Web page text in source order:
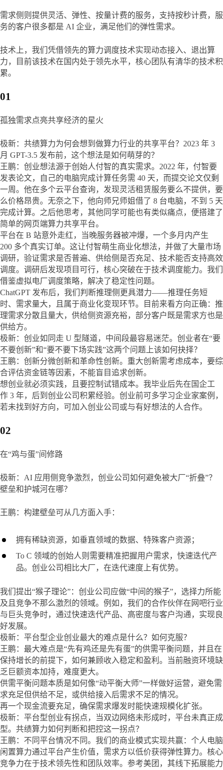
需求侧则提供灵活、弹性、按量计费的服务，支持按秒计费，服
务的客户很多都是 AI 企业，满足他们的弹性需求。
技术上，我们凭借领先的算力调度技术实现动态接入、退出算
力，目前该技术在国内处于领先水平，核心团队有清华的技术积
累。
01
孤独需求点亮共享经济的星火
极新：共绩算力为何会想到做算力行业的共享平台？2023 年 3
月 GPT-3.5 发布前，这个想法是如何萌芽的？
王鹏：创业想法源于创始人付智的真实需求。2022 年，付智要
发表论文，自己的电脑完成计算任务需 40 天，而提交论文仅剩
一周。他在多个云平台查询，发现灵活租赁服务要么不提供，要
么价格昂贵。无奈之下，他向师兄师姐借了 8 台电脑，不到 5 天
完成计算。之后他思考，其他同学可能也有类似痛点，便搭建了
简单的网页端算力共享平台。
平台在 B 站意外走红，当晚服务器被冲爆，一个多月内产生
200 多个真实订单。这让付智萌生商业化想法，并做了大量市场
调研，验证需求是否普遍、供给侧是否充足、技术能否支持高效
调度。调研后发现项目可行，核心突破在于技术调度能力。我们
借鉴虚拟电厂调度策略，解决了稳定性问题。
ChatGPT 发布后，我们判断推理侧更具潜力——推理任务短
时、需求量大，且属于商业化变现环节。目前来看方向正确：推
理需求分散且量大，供给侧资源充裕，部分客户既是需求方也是
供给方。
极新：创业如同走 U 型隧道，中间段最容易迷茫。创业者在“要
不要创新”和“要不要下场实践”这两个问题上该如何抉择？
王鹏：创新分微创新和革命性创新。重大创新需考虑成本，要综
合评估资金链等因素，不能盲目追求创新。
想创业就必须实践，且要控制试错成本。我毕业后先在国企工
作 3 年，后到创业公司积累经验。创业前可多学习企业家案例，
若未找到好方向，可加入创业公司或与有好想法的人合作。
02
在“鸡与蛋”间修路
极新：AI 应用侧竞争激烈，创业公司如何避免被大厂“折叠”？
壁垒和护城河在哪？
王鹏：构建壁垒可从几方面入手：
拥有稀缺资源，如垂直领域的数据、特殊客户资源；
To C 领域的创始人则需要精准把握用户需求，快速迭代产
品。创业公司相比大厂，在迭代速度上有优势。
我们提出“猴子理论”：创业公司应做“中间的猴子”，选择力所能
及且竞争不那么激烈的领域。例如，我们的合作伙伴在网吧行业
与巨头竞争时，通过快速迭代产品、高密度与客户沟通，实现良
好发展。
极新：平台型企业创业最大的难点是什么？如何克服？
王鹏：最大难点是“先有鸡还是先有蛋”的供需平衡问题，并且在
保持增长的前提下，如何兼顾收入稳定和盈利。当前融资环境缺
乏巨额资本加持，难度更大。
供需平衡问题本质是如何像“动平衡大师”一样做好运营，避免需
求充足但供给不足，或供给接入后需求不足的情况。
再一个现金流要充足，确保需求爆发时能快速规模化扩张。
极新：平台型创业有拐点，当双边网络未形成时，平台未真正成
型。共绩算力如何判断和把控这一拐点？
王鹏：不同平台情况不同。我们的商业模式实现共赢：个人电脑
闲置算力通过平台产生价值，需求方以低价获得弹性算力。核心
竞争力在于技术领先性和团队效率。参考美团，其线下拓展能力